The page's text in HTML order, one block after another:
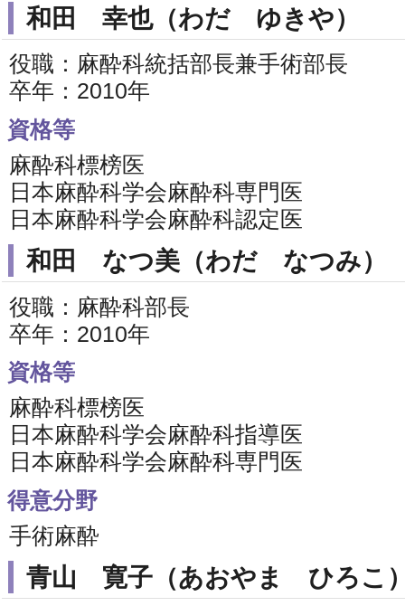
和田 幸也（わだ ゆきや）
役職：麻酔科統括部長兼手術部長
卒年：2010年
資格等
麻酔科標榜医
日本麻酔科学会麻酔科専門医
日本麻酔科学会麻酔科認定医
和田 なつ美（わだ なつみ）
役職：麻酔科部長
卒年：2010年
資格等
麻酔科標榜医
日本麻酔科学会麻酔科指導医
日本麻酔科学会麻酔科専門医
得意分野
手術麻酔
青山 寛子（あおやま ひろこ